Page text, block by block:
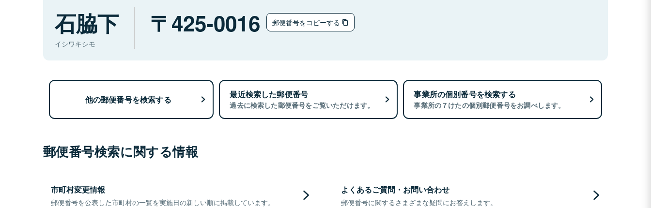
石脇下
イシワキシモ
425-0016 郵便番号をコピーする
他の郵便番号を検索する 最近検索した郵便番号
過去に検索した郵便番号をご覧いただけます。
事業所の個別番号を検索する
事業所の７けたの個別郵便番号をお調べします。
郵便番号検索に関する情報
市町村変更情報
郵便番号を公表した市町村の一覧を実施日の新しい順に掲載しています。
よくあるご質問・お問い合わせ
郵便番号に関するさまざまな疑問にお答えします。